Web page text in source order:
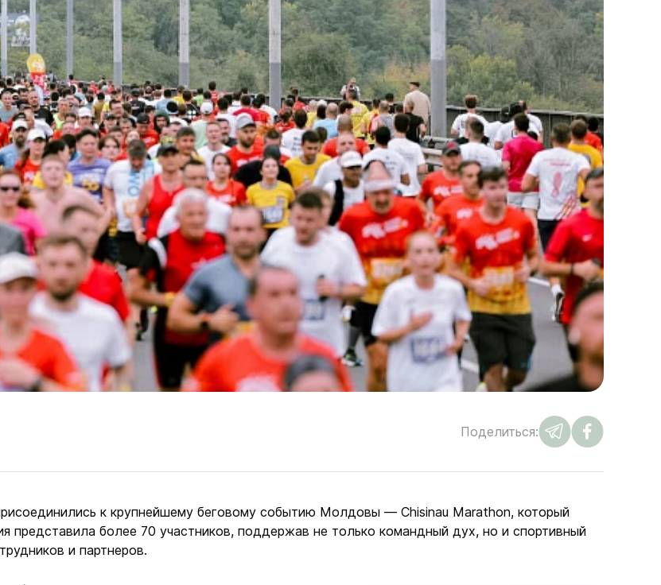
Поделиться:
к крупнейшему беговому событию Молдовы — Chisinau Marathon, который
более 70 участников, поддержав не только командный дух, но и спортивный
и партнеров.